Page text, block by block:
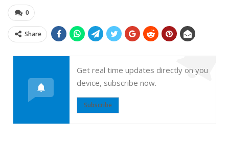
0
Share
Get real time updates directly on you
device, subscribe now.
Subscribe